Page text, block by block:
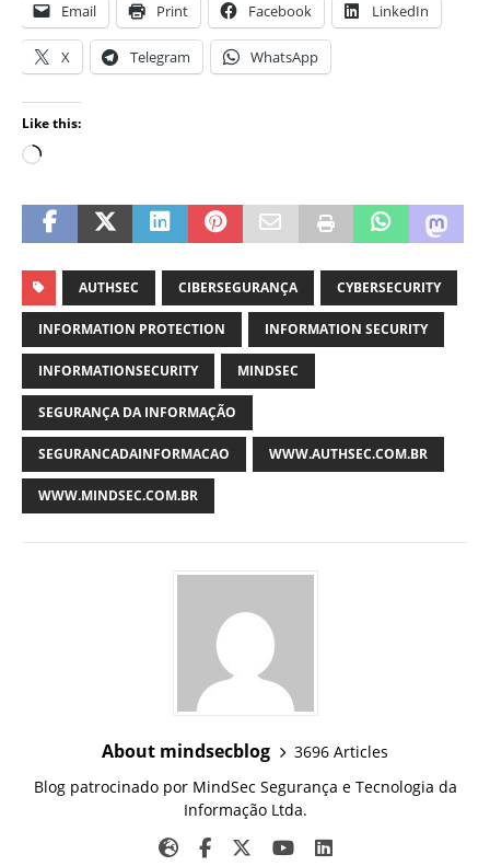
Email Print Facebook LinkedIn
X Telegram WhatsApp
Like this:
AUTHSEC CIBERSEGURANÇA CYBERSECURITY
INFORMATION PROTECTION INFORMATION SECURITY
INFORMATIONSECURITY MINDSEC
SEGURANÇA DA INFORMAÇÃO
SEGURANCADAINFORMACAO WWW.AUTHSEC.COM.BR
WWW.MINDSEC.COM.BR
About mindsecblog
3696 Articles
Blog patrocinado por MindSec Segurança e Tecnologia da
Informação Ltda.